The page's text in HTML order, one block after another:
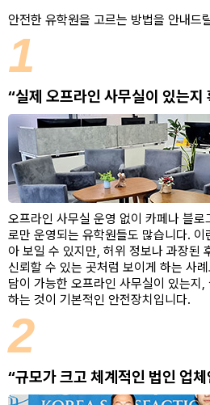
안전한 유학원을 고르는 방법을 안내드
1
“실제 오프라인 사무실이 있는지
오프라인 사무실 운영 없이 카페나 블
로만 운영되는 유학원들도 많습니다.
아 보일 수 있지만, 허위 정보나 과장된
신뢰할 수 있는 곳처럼 보이게 하는 사
담이 가능한 오프라인 사무실이 있는지
하는 것이 기본적인 안전장치입니다.
2
“규모가 크고 체계적인 법인 업